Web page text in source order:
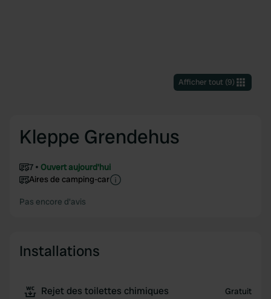
Afficher tout(9)
Kleppe Grendehus
7
Ouvert aujourd'hui
Aires de camping-car
Pas encore d'avis
Installations
Rejet des toilettes chimiques Gratuit